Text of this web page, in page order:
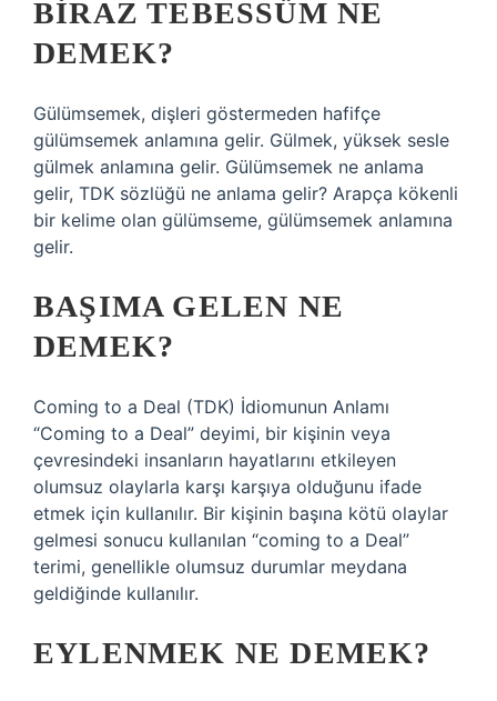
BIRAZ TEBESSÜM NE
DEMEK?
Gülümsemek, dişleri göstermeden hafifçe
gülümsemek anlamına gelir. Gülmek, yüksek sesle
gülmek anlamına gelir. Gülümsemek ne anlama
gelir, TDK sözlüğü ne anlama gelir? Arapça kökenli
bir kelime olan gülümseme, gülümsemek anlamına
gelir.
BAŞIMA GELEN NE
DEMEK?
Coming to a Deal (TDK) İdiomunun Anlamı
“Coming to a Deal” deyimi, bir kişinin veya
çevresindeki insanların hayatlarını etkileyen
olumsuz olaylarla karşı karşıya olduğunu ifade
etmek için kullanılır. Bir kişinin başına kötü olaylar
gelmesi sonucu kullanılan “coming to a Deal”
terimi, genellikle olumsuz durumlar meydana
geldiğinde kullanılır.
EYLENMEK NE DEMEK?